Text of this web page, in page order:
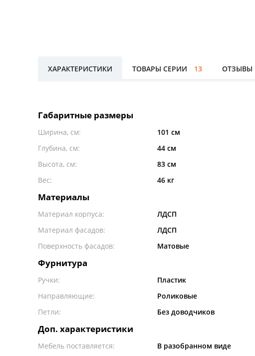
ХАРАКТЕРИСТИКИ ТОВАРЫ СЕРИИ 13 ОТЗЫВЫ
Габаритные размеры
Ширина, см:
101 см
Глубина, см:
44 см
Высота, см:
83 см
Вес:
46 кг
Материалы
Материал корпуса:
ЛДСП
Материал фасадов:
ЛДСП
Поверхность фасадов:
Матовые
Фурнитура
Ручки:
Пластик
Направляющие:
Роликовые
Петли:
Без доводчиков
Доп. характеристики
Мебель поставляется:
В разобранном виде